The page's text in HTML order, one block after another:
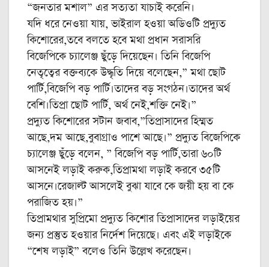
“জনতার মশাল” এর সত্যতা যাচাই করেনি।
যদি ধরে নেওয়া যায়, ভাইরাল হওয়া অডিওটি প্রদ্যুত
কিশোরের,তবে বলতে হবে মথা প্রধান সরাসরি
বিজেপিকে চ্যালেঞ্জ ছুঁড়ে দিয়েছেন। তিনি বিজেপি
নেতৃত্বের বক্তব্যকে উদ্ধৃতি দিয়ে বলেছেন,” মথা ছোট
পার্টি,বিজেপি বড় পার্টি।তাদের বড় সংগঠন।তাদের অর্থ
বেশি।তিপ্রা ছোট পার্টি, অর্থ নেই,শক্তি নেই।”
প্রদ্যুত কিশোরের সটান জবাব,”তিপ্রাসাদের হিম্মত
আছে,দম আছে,বুবাগ্রাও পাশে আছে।” প্রদ্যুত বিজেপিকে
চ্যালেঞ্জ ছুঁড়ে বলেন, ” বিজেপি বড় পার্টি,তারা ৬০টি
আসনেই লড়াই করুক,তিপ্রামথা লড়াই করবে ৩৫টি
আসনে।রেজাল্ট আসলেই বুঝা যাবে কে জয়ী হয় বা কে
পরাজিত হয়।”
তিপ্রামথার সুপ্রিমো প্রদ্যুত কিশোর তিপ্রাসাদের লড়াইয়ের
জন্য প্রস্তুত হওয়ার নির্দেশ দিয়েছে। এবং এই লড়াইকে
“শেষ লড়াই” বলেও তিনি উল্লেখ করেছেন।